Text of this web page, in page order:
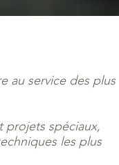
au service des plus
projets spéciaux,
les plus